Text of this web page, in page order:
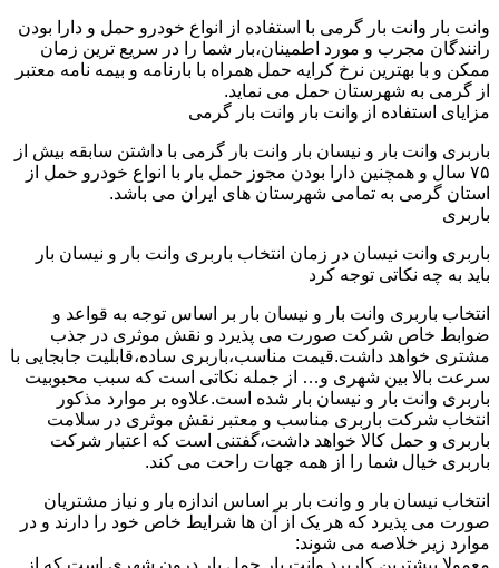
وانت بار وانت بار گرمی با استفاده از انواع خودرو حمل و دارا بودن
رانندگان مجرب و مورد اطمینان،بار شما را در سریع ترین زمان
ممکن و با بهترین نرخ کرایه حمل همراه با بارنامه و بیمه نامه معتبر
از گرمی به شهرستان حمل می نماید.
مزایای استفاده از وانت بار وانت بار گرمی
باربری وانت بار و نیسان بار وانت بار گرمی با داشتن سابقه بیش از
۷۵ سال و همچنین دارا بودن مجوز حمل بار با انواع خودرو حمل از
استان گرمی به تمامی شهرستان های ایران می باشد.
باربری
باربری وانت نیسان در زمان انتخاب باربری وانت بار و نیسان بار
باید به چه نکاتی توجه کرد
انتخاب باربری وانت بار و نیسان بار بر اساس توجه به قواعد و
ضوابط خاص شرکت صورت می پذیرد و نقش موثری در جذب
مشتری خواهد داشت.قیمت مناسب،باربری ساده،قابلیت جابجایی با
سرعت بالا بین شهری و… از جمله نکاتی است که سبب محبوبیت
باربری وانت بار و نیسان بار شده است.علاوه بر موارد مذکور
انتخاب شرکت باربری مناسب و معتبر نقش موثری در سلامت
باربری و حمل کالا خواهد داشت،گفتنی است که اعتبار شرکت
باربری خیال شما را از همه جهات راحت می کند.
انتخاب نیسان بار و وانت بار بر اساس اندازه بار و نیاز مشتریان
صورت می پذیرد که هر یک از آن ها شرایط خاص خود را دارند و در
موارد زیر خلاصه می شوند: